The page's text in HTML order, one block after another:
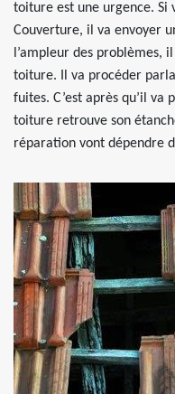
toiture est une urgence. Si
Couverture, il va envoyer
l’ampleur des problèmes,
toiture. Il va procéder
fuites. C’est après qu’il
toiture retrouve son
réparation vont dépendre